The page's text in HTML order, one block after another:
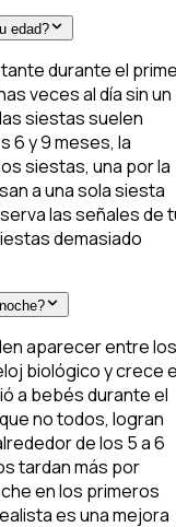
edad?
durante el
veces al día sin un
siestas suelen
6 y 9 meses, la
siestas, una por la
a una sola siesta
las señales de
demasiado
aparecer entre los
biológico y crece
a bebés durante el
no todos, logran
de los 5 a 6
tardan más por
en los primeros
es una mejora